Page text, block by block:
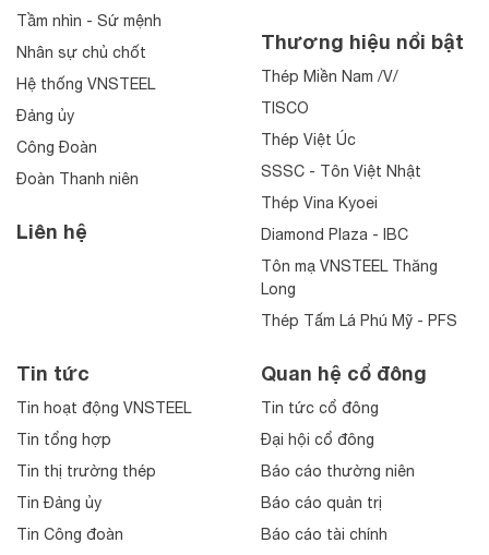
Tầm nhìn - Sứ mệnh
Nhân sự chủ chốt
Hệ thống VNSTEEL
Đảng ủy
Công Đoàn
Đoàn Thanh niên
Liên hệ
Thương hiệu nổi bật
Thép Miền Nam /V/
TISCO
Thép Việt Úc
SSSC - Tôn Việt Nhật
Thép Vina Kyoei
Diamond Plaza - IBC
Tôn mạ VNSTEEL Thăng
Long
Thép Tấm Lá Phú Mỹ - PFS
Tin tức
Tin hoạt động VNSTEEL
Tin tổng hợp
Tin thị trường thép
Tin Đảng ủy
Tin Công đoàn
Quan hệ cổ đông
Tin tức cổ đông
Đại hội cổ đông
Báo cáo thường niên
Báo cáo quản trị
Báo cáo tài chính